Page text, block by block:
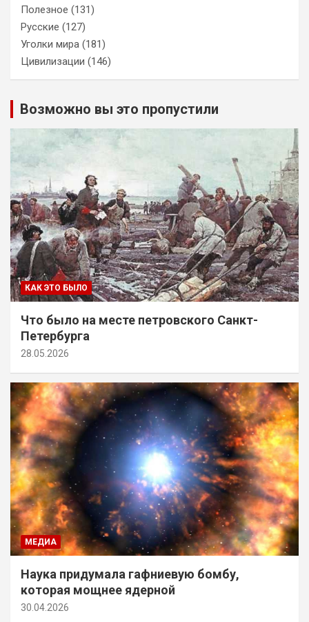
Полезное (131)
Русские (127)
Уголки мира (181)
Цивилизации (146)
Возможно вы это пропустили
КАК ЭТО БЫЛО
Что было на месте петровского Санкт-
Петербурга
28.05.2026
МЕДИА
Наука придумала гафниевую бомбу,
которая мощнее ядерной
30.04.2026